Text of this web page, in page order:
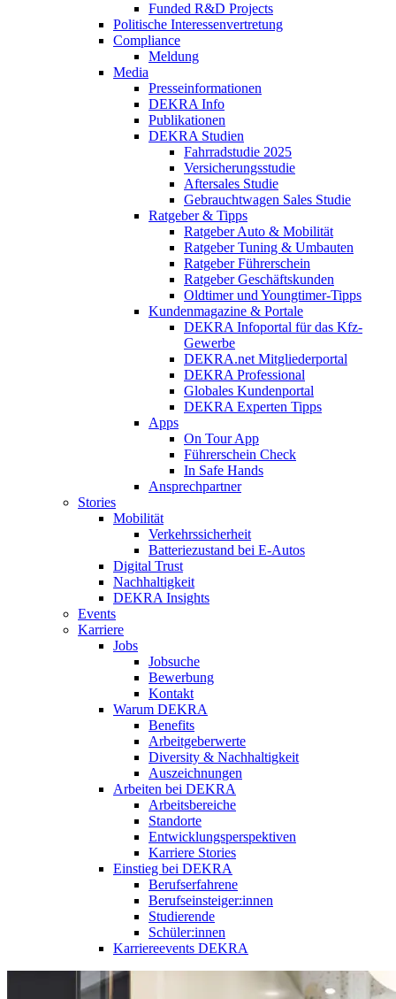
Funded R&D Projects
Politische Interessenvertretung
Compliance
Meldung
Media
Presseinformationen
DEKRA Info
Publikationen
DEKRA Studien
Fahrradstudie 2025
Versicherungsstudie
Aftersales Studie
Gebrauchtwagen Sales Studie
Ratgeber & Tipps
Ratgeber Auto & Mobilität
Ratgeber Tuning & Umbauten
Ratgeber Führerschein
Ratgeber Geschäftskunden
Oldtimer und Youngtimer-Tipps
Kundenmagazine & Portale
DEKRA Infoportal für das Kfz-
Gewerbe
DEKRA.net Mitgliederportal
DEKRA Professional
Globales Kundenportal
DEKRA Experten Tipps
Apps
On Tour App
Führerschein Check
In Safe Hands
Ansprechpartner
Stories
Mobilität
Verkehrssicherheit
Batteriezustand bei E-Autos
Digital Trust
Nachhaltigkeit
DEKRA Insights
Events
Karriere
Jobs
Jobsuche
Bewerbung
Kontakt
Warum DEKRA
Benefits
Arbeitgeberwerte
Diversity & Nachhaltigkeit
Auszeichnungen
Arbeiten bei DEKRA
Arbeitsbereiche
Standorte
Entwicklungsperspektiven
Karriere Stories
Einstieg bei DEKRA
Berufserfahrene
Berufseinsteiger:innen
Studierende
Schüler:innen
Karriereevents DEKRA